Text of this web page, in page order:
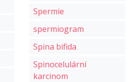
Spermie
spermiogram
Spina bifida
Spinocelulární
karcinom